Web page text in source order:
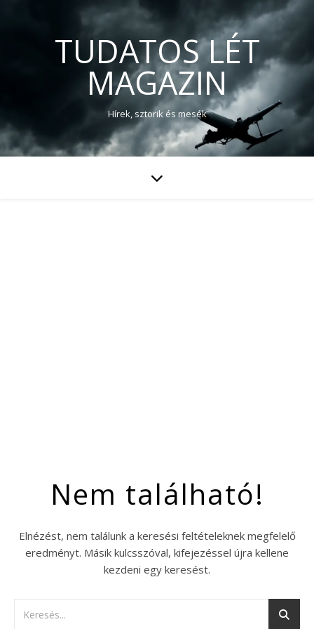
TUDATOS LÉT
MAGAZIN
Hírek, sztorik és mesék
Nem található!
Elnézést, nem találunk a keresési feltételeknek megfelelő
eredményt. Másik kulcsszóval, kifejezéssel újra kellene
kezdeni egy keresést.